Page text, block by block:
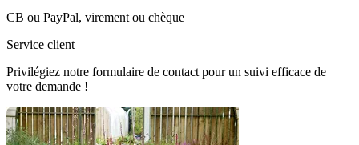
CB ou PayPal, virement ou chèque
Service client
Privilégiez notre formulaire de contact pour un suivi efficace de
votre demande !